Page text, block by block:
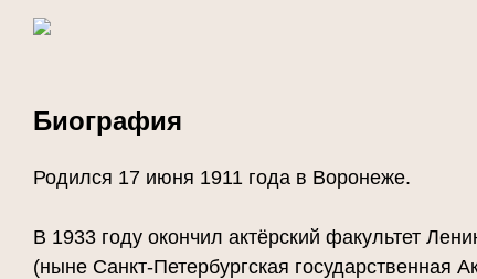
Биография
Родился 17 июня 1911 года в Воронеже.
В 1933 году окончил актёрский факультет
(ныне Санкт-Петербургская государственная